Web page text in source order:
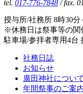
tel. 017-776-7848 / fax.
授与所/社務所 8時30分
※休務日は祭事等の関
駐車場/参拝者専用4台
社務日誌
お知らせ
廣田神社について
年間祭事のご案